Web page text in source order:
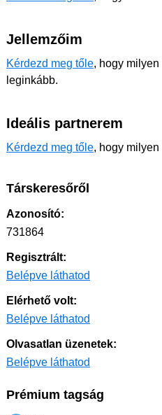
Jellemzőim
Kérdezd meg tőle, hogy
leginkább.
Ideális partnerem
Kérdezd meg tőle, hogy
Társkeresőről
Azonosító:
731864
Regisztrált:
Belépve láthatod
Elérhető volt:
Belépve láthatod
Olvasatlan üzenetek:
Belépve láthatod
Prémium tagság